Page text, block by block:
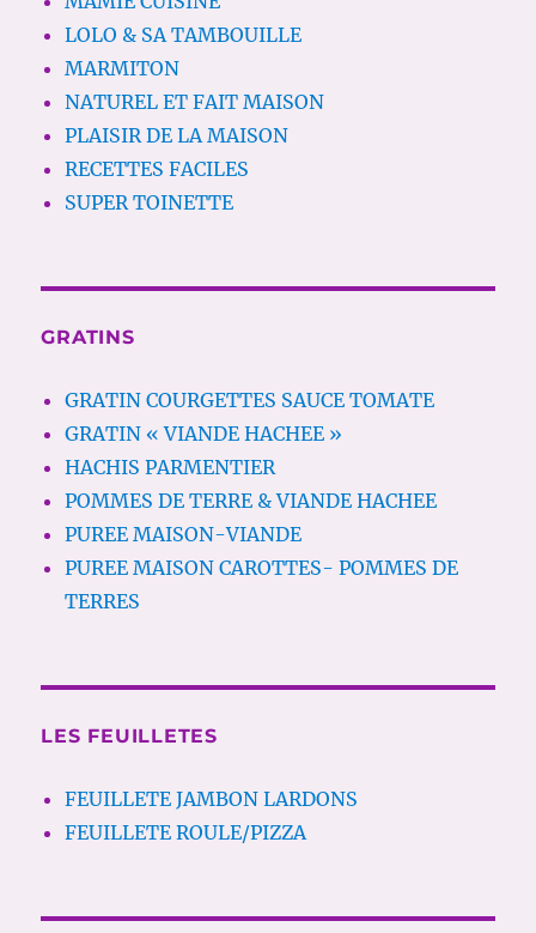
LOLO & SA TAMBOUILLE
MARMITON
NATUREL ET FAIT MAISON
PLAISIR DE LA MAISON
RECETTES FACILES
SUPER TOINETTE
GRATINS
GRATIN COURGETTES SAUCE TOMATE
GRATIN « VIANDE HACHEE »
HACHIS PARMENTIER
POMMES DE TERRE & VIANDE HACHEE
PUREE MAISON-VIANDE
PUREE MAISON CAROTTES- POMMES DE
TERRES
LES FEUILLETES
FEUILLETE JAMBON LARDONS
FEUILLETE ROULE/PIZZA